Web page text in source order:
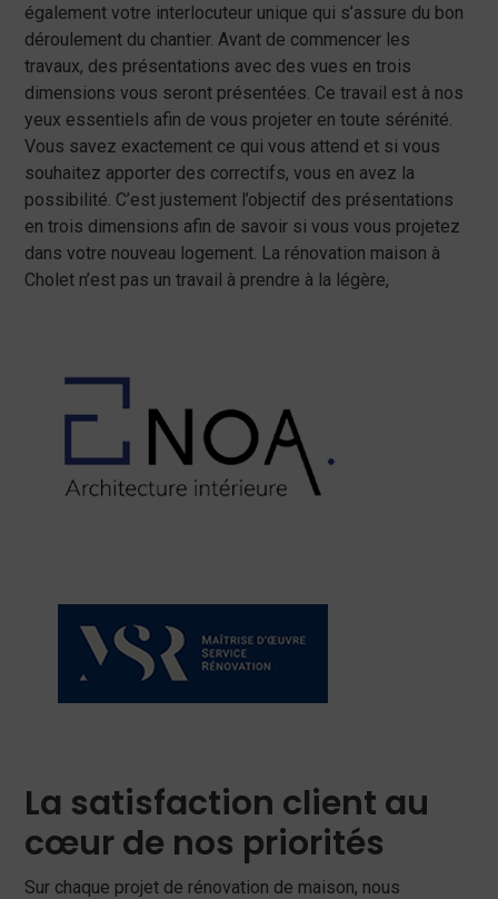
également votre interlocuteur unique qui s’assure du bon
déroulement du chantier. Avant de commencer les
travaux, des présentations avec des vues en trois
dimensions vous seront présentées. Ce travail est à nos
yeux essentiels afin de vous projeter en toute sérénité.
Vous savez exactement ce qui vous attend et si vous
souhaitez apporter des correctifs, vous en avez la
possibilité. C’est justement l’objectif des présentations
en trois dimensions afin de savoir si vous vous projetez
dans votre nouveau logement. La rénovation maison à
Cholet n’est pas un travail à prendre à la légère,
La satisfaction client au
cœur de nos priorités
Sur chaque projet de rénovation de maison, nous